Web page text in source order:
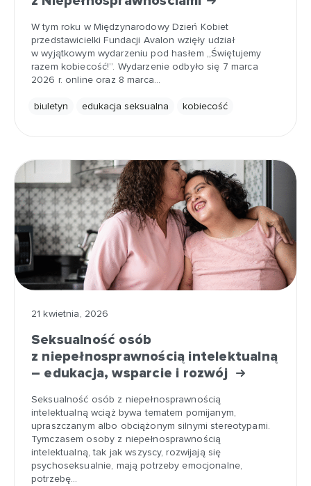
W tym roku w Międzynarodowy Dzień Kobiet
przedstawicielki Fundacji Avalon wzięły udział
w wyjątkowym wydarzeniu pod hasłem „Świętujemy
razem kobiecość!”. Wydarzenie odbyło się 7 marca
2026 r. online oraz 8 marca…
biuletyn edukacja seksualna kobiecość
21 kwietnia, 2026
Seksualność osób
z niepełnosprawnością intelektualną
– edukacja, wsparcie i rozwój
Seksualność osób z niepełnosprawnością
intelektualną wciąż bywa tematem pomijanym,
upraszczanym albo obciążonym silnymi stereotypami.
Tymczasem osoby z niepełnosprawnością
intelektualną, tak jak wszyscy, rozwijają się
psychoseksualnie, mają potrzeby emocjonalne,
potrzebę…